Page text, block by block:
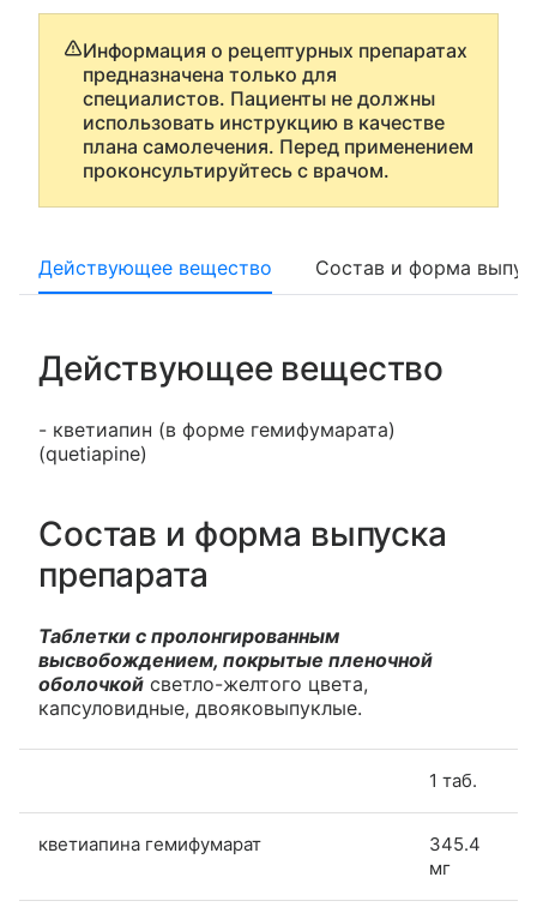
Информация о рецептурных препаратах
предназначена только для
специалистов. Пациенты не должны
использовать инструкцию в качестве
плана самолечения. Перед применением
проконсультируйтесь с врачом.
Действующее вещество Состав и форма
Действующее вещество
- кветиапин (в форме гемифумарата)
(quetiapine)
Состав и форма выпуска
препарата
Таблетки с пролонгированным
высвобождением, покрытые пленочной
оболочкой светло-желтого цвета,
капсуловидные, двояковыпуклые.
1 таб.
кветиапина гемифумарат
345.4
мг